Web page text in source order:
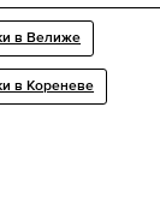
в Велиже
в Кореневе